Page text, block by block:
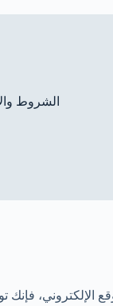
الشروط
الإلكتروني،